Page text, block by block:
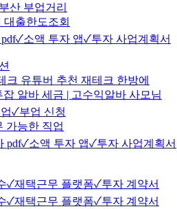
산 부업거리
출한도조회
소액 투자 앱✓투자 사업계획서
크 유튜버 추천 재테크 한방에
알바 세금 | 고수익알바 사모님
✓부업 신청
가능한 직업
pdf✓소액 투자 앱✓투자 사업계획서
✓재택근무 플랫폼✓투자 계약서
✓재택근무 플랫폼✓투자 계약서